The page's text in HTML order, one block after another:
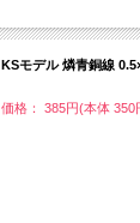
KSモデル 燐青銅線
価格： 385円(本体 350